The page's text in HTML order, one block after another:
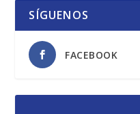
SÍGUENOS
FACEBOOK